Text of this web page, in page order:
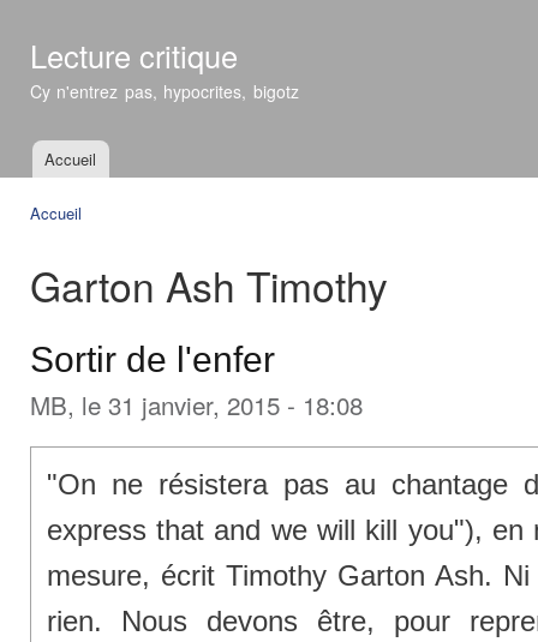
Lecture critique
Cy n'entrez pas, hypocrites, bigotz
Menu principal
Accueil
Accueil
Garton Ash Timothy
Sortir de l'enfer
MB, le 31 janvier, 2015 - 18:08
"On ne résistera pas au chantage
express that and we will kill you"), en
mesure, écrit Timothy Garton Ash.
rien. Nous devons être, pour